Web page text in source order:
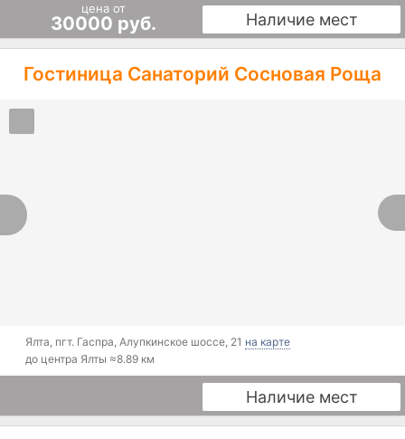
цена от
30000 руб. Наличие мест
Гостиница Санаторий Сосновая Роща
Ялта, пгт. Гаспра, Алупкинское шоссе, 21 на карте
до центра Ялты ≈8.89 км
Наличие мест